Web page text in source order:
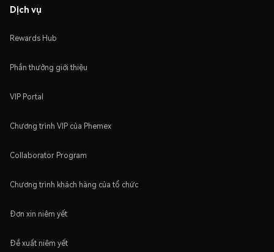
Dịch vụ
Rewards Hub
Phần thưởng giới thiệu
VIP Portal
Chương trình VIP của Phemex
Collaborator Program
Chương trình khách hàng của tổ chức
Đơn xin niêm yết
Đề xuất niêm yết